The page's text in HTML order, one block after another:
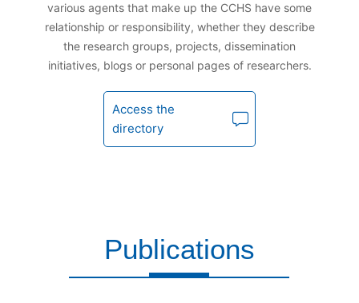
various agents that make up the CCHS have some
relationship or responsibility, whether they describe
the research groups, projects, dissemination
initiatives, blogs or personal pages of researchers.
Access the
directory
Publications